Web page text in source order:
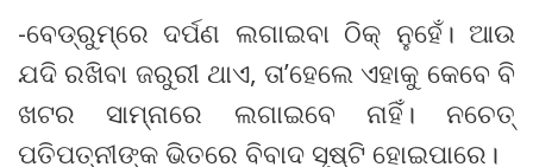
-ବେଡ୍‌ରୁମ୍‌ରେ ଦର୍ପଣ ଲଗାଇବା ଠିକ୍‌ ନୁହେଁ। ଆଉ
ଯଦି ରଖିବା ଜରୁରୀ ଥାଏ, ତା’ହେଲେ ଏହାକୁ କେବେ ବି
ଖଟର ସାମ୍ନାରେ ଲଗାଇବେ ନାହିଁ। ନଚେତ୍‌
ପତିପତ୍ନୀଙ୍କ ଭିତରେ ବିବାଦ ସୃଷ୍ଟି ହୋଇପାରେ।